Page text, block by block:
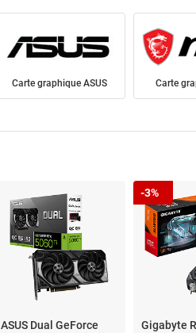
Carte graphique ASUS Carte
ASUS Dual GeForce
Gigabyte
-3%